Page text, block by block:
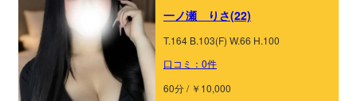
一ノ瀬 りさ(22)
T.164 B.103(F) W.66 H.100
口コミ：0件
60分 / ￥10,000